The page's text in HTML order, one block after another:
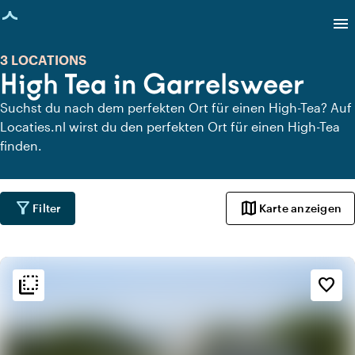
geladen
menu
High Tea in Garrelsweer
3 LOCATIONS
Suchst du nach dem perfekten Ort für einen High-Tea? Auf
Locaties.nl wirst du den perfekten Ort für einen High-Tea
finden.
filter_alt Filter map Karte anzeigen
flip_to_back favorite_border
flip_to_back Ambiente und Ästhetik
spa
Botanisch